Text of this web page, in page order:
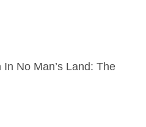
No Man’s Land: The